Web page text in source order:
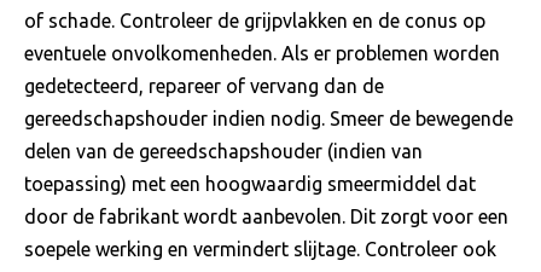
of schade. Controleer de grijpvlakken en de conus op
eventuele onvolkomenheden. Als er problemen worden
gedetecteerd, repareer of vervang dan de
gereedschapshouder indien nodig. Smeer de bewegende
delen van de gereedschapshouder (indien van
toepassing) met een hoogwaardig smeermiddel dat
door de fabrikant wordt aanbevolen. Dit zorgt voor een
soepele werking en vermindert slijtage. Controleer ook